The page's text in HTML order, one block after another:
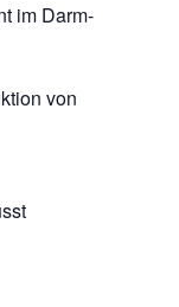
im Darm-
von